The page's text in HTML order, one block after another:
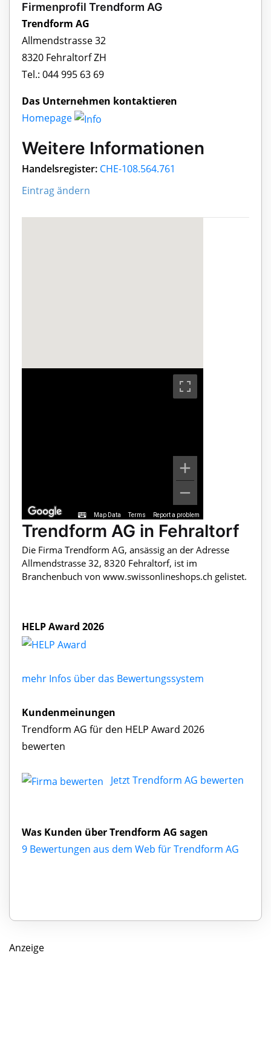
Firmenprofil Trendform AG
Trendform AG
Allmendstrasse 32
8320 Fehraltorf ZH
Tel.: 044 995 63 69
Das Unternehmen kontaktieren
Homepage
Weitere Informationen
Handelsregister: CHE-108.564.761
Eintrag ändern
Map Data Terms Report a problem
Trendform AG in Fehraltorf
Die Firma Trendform AG, ansässig an der Adresse
Allmendstrasse 32, 8320 Fehraltorf, ist im
Branchenbuch von www.swissonlineshops.ch gelistet.
HELP Award 2026
mehr Infos über das Bewertungssystem
Kundenmeinungen
Trendform AG für den HELP Award 2026
bewerten
Jetzt Trendform AG bewerten
Was Kunden über Trendform AG sagen
9 Bewertungen aus dem Web für Trendform AG
Anzeige